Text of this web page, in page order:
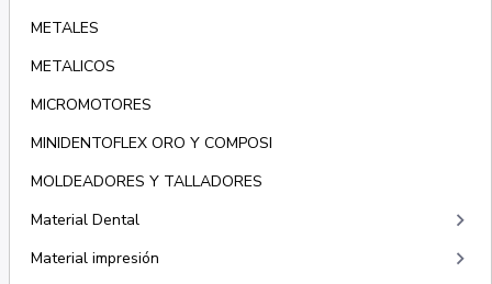
METALES
METALICOS
MICROMOTORES
MINIDENTOFLEX ORO Y COMPOSI
MOLDEADORES Y TALLADORES
Material Dental
keyboard_arrow_right
Material impresión keyboard_arrow_right